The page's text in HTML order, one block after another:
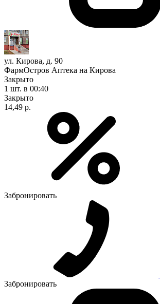
ул. Кирова, д. 90
ФармОстров Аптека на Кирова
Закрыто
1 шт. в 00:40
Закрыто
14,49 р.
Забронировать
Забронировать